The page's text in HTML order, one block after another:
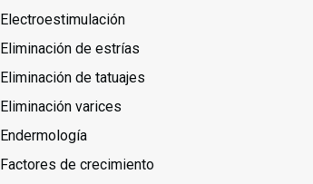
Electroestimulación
Eliminación de estrías
Eliminación de tatuajes
Eliminación varices
Endermología
Factores de crecimiento